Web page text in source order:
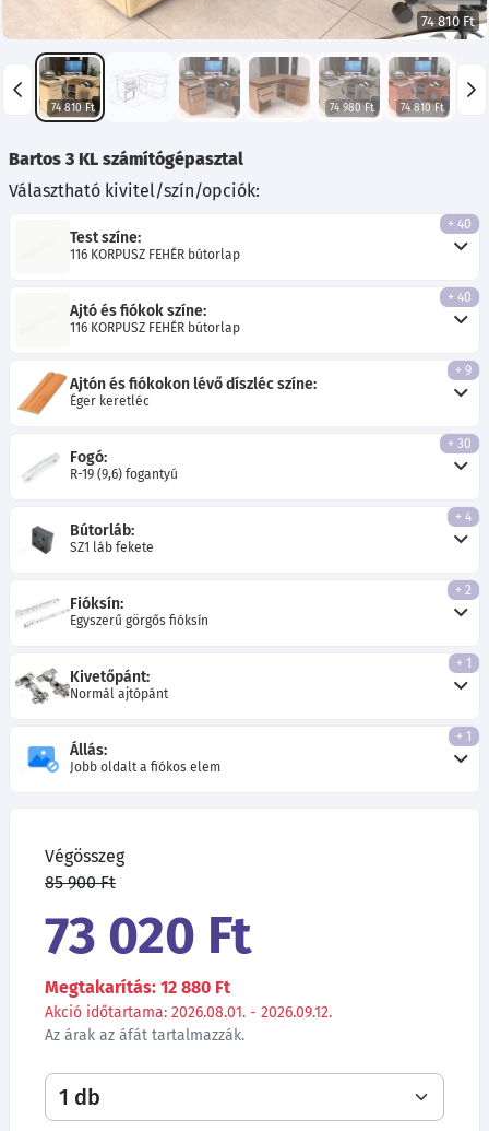
74 810 Ft
74 810 Ft 74 980 Ft 74 810 Ft
Bartos 3 KL számítógépasztal
Választható kivitel/szín/opciók:
Test színe:
116 KORPUSZ FEHÉR bútorlap
+ 40
Ajtó és fiókok színe:
116 KORPUSZ FEHÉR bútorlap
+ 40
Ajtón és fiókokon lévő díszléc színe:
Éger keretléc
+ 9
Fogó:
R-19 (9,6) fogantyú
+ 30
Bútorláb:
SZ1 láb fekete
+ 4
Fióksín:
Egyszerű görgős fióksín
+ 2
Kivetőpánt:
Normál ajtópánt
+ 1
Állás:
Jobb oldalt a fiókos elem
+ 1
Végösszeg
85 900 Ft
73 020 Ft
Megtakarítás: 12 880 Ft
Akció időtartama: 2026.08.01. - 2026.09.12.
Az árak az áfát tartalmazzák.